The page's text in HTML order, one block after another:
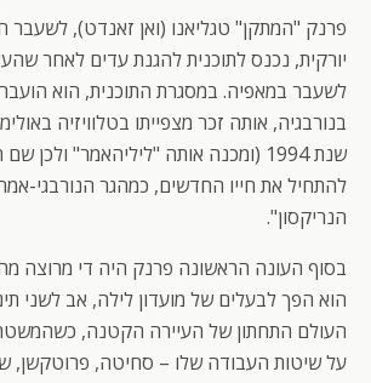
פרנק "המתקן" טגליאנו (ואן זאנדט), לשעבר
יורקית, נכנס לתוכנית להגנת עדים לאחר
לשעבר במאפיה. במסגרת התוכנית, הוא
בנורבגיה, אותה זכר מצפייתו בטלוויזיה
שנת 1994 (ומכנה אותה "ליליהאמר"
להתחיל את חייו החדשים, כמהגר הנורבגי-
הנריקסון".
בסוף העונה הראשונה פרנק היה די מרוצה
הוא הפך לבעלים של מועדון לילה, אב לשני
העולם התחתון של העיירה הקטנה,
על שיטות העבודה שלו – סחיטה, פרוטקשן,